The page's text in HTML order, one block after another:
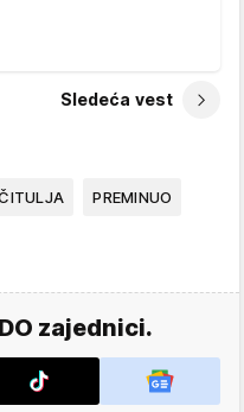
Sledeća vest
PREMINUO
zajednici.